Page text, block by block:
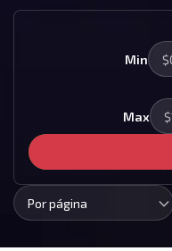
Min
Max
Por página